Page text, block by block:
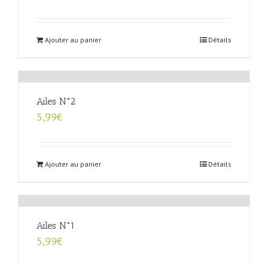
Ajouter au panier Détails
Ailes N°2
5,99€
Ajouter au panier Détails
Ailes N°1
5,99€